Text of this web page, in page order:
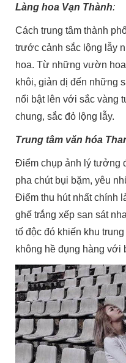
Làng hoa Vạn Thành:
Cách trung tâm thành
trước cảnh sắc lộng lẫy
hoa. Từ những vườn
khôi, giản dị đến những
nổi bật lên với sắc vàng
chung, sắc đỏ lộng lẫy.
Trung tâm văn hóa
Điểm chụp ảnh lý tưởng
pha chút bụi bặm, yêu
Điểm thu hút nhất chính
ghế trắng xếp san sát
tố độc đó khiến khu
không hề đụng hàng với